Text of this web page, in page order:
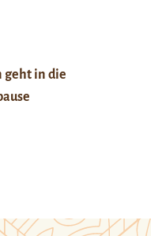
geht in die